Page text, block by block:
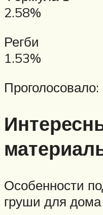
2.58%
Регби
1.53%
Особенности
груши для дома